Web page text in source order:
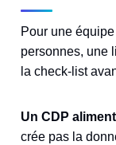
Pour une
personnes, une
la check-list
Un CDP
crée pas la